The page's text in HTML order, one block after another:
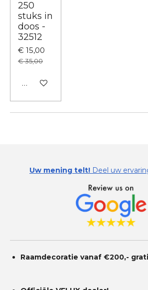
250
stuks in
doos -
32512
€ 15,00
€ 35,00
In winkelwagen
Uw mening telt! Deel uw
Raamdecoratie vanaf €200,-